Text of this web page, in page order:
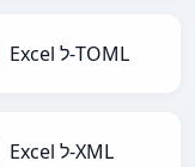
Excel ל-TOML
Excel ל-XML